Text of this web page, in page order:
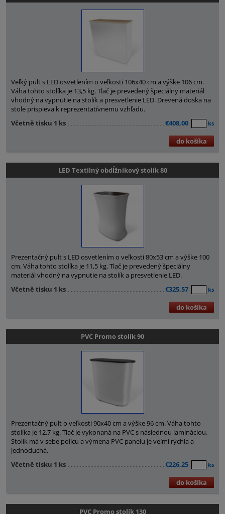
Veľký pult s LED osvetlením o veľkosti 106x40 cm a výške 106 cm.
Váha tohto stolíka je 13,5 kg. Tlač je prevedený špeciálny materiál
vhodný na vypnutie na stolík a presvetlenie LED. Drevená doska na
stole prispieva k reprezentatívnemu vzhľadu.
Včetně tisku 1 ks
€408,00 ks
do košíka
LED Textilný obdĺžnikový stolík 80
Prezentačný pult s LED osvetlením o veľkosti 80x53 cm a výške 100
cm. Váha tohto stolíka je 11,5 kg. Tlač je prevedený špeciálny
materiál vhodný na vypnutie na stolík a presvetlenie LED.
Včetně tisku 1 ks
€325,57 ks
do košíka
PVC Promo stolík 90
Prezentačný pult o veľkosti 90x40 cm a výške 96 cm. Váha tohto
stolíka je 12,7 kg. Tlač je vykonaná na PVC s následnou lamináciou.
Stolík má v sebe policu a výmena PVC panelu je veľmi rýchla a
jednoduchá.
Včetně tisku 1 ks
€226,25 ks
do košíka
PVC Promo stolík 130